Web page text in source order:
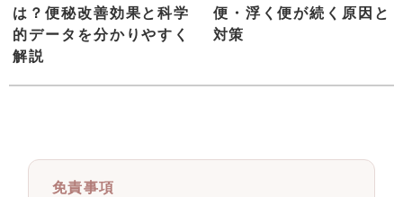
は？便秘改善効果と科学
的データを分かりやすく
解説
便・浮く便が続く原因と
対策
免責事項